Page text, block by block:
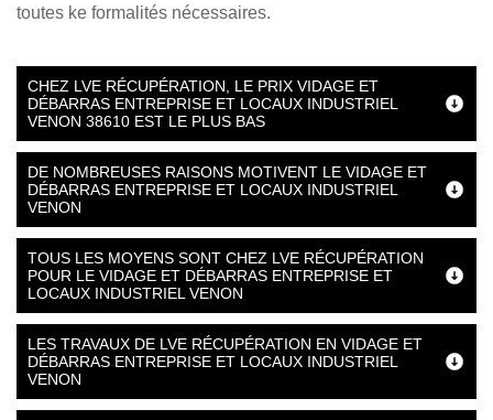
toutes ke formalités nécessaires.
CHEZ LVE RÉCUPÉRATION, LE PRIX VIDAGE ET
DÉBARRAS ENTREPRISE ET LOCAUX INDUSTRIEL
VENON 38610 EST LE PLUS BAS
DE NOMBREUSES RAISONS MOTIVENT LE VIDAGE ET
DÉBARRAS ENTREPRISE ET LOCAUX INDUSTRIEL
VENON
TOUS LES MOYENS SONT CHEZ LVE RÉCUPÉRATION
POUR LE VIDAGE ET DÉBARRAS ENTREPRISE ET
LOCAUX INDUSTRIEL VENON
LES TRAVAUX DE LVE RÉCUPÉRATION EN VIDAGE ET
DÉBARRAS ENTREPRISE ET LOCAUX INDUSTRIEL
VENON